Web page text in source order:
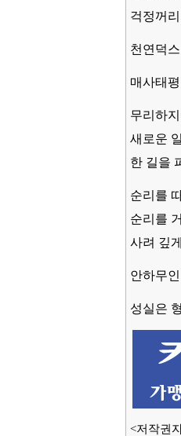
걱정꺼
천연덕
매사태평
무리하
새로운
한 길을
순리를
순리를
사려 깊
안하무인
성실은
<저작권